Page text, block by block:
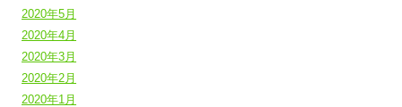
2020年5月
2020年4月
2020年3月
2020年2月
2020年1月